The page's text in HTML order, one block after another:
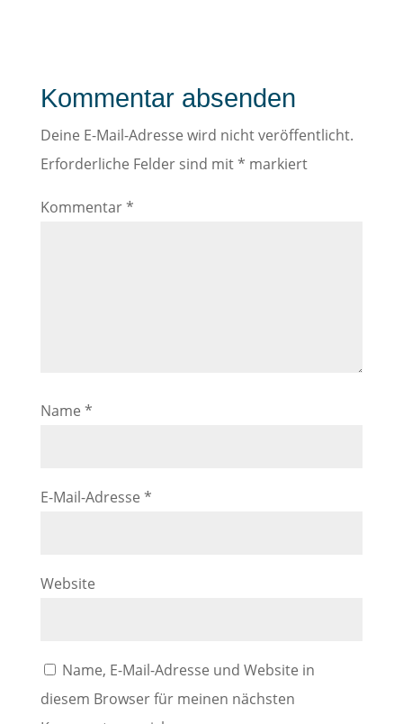
Kommentar absenden
Deine E-Mail-Adresse wird nicht veröffentlicht.
Erforderliche Felder sind mit* markiert
Kommentar*
Name *
E-Mail-Adresse *
Website
Name, E-Mail-Adresse und Website in
diesem Browser für meinen nächsten